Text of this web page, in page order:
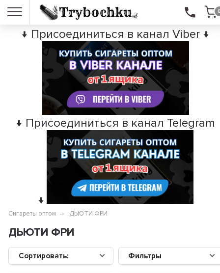
↓ Присоединиться в канал Viber ↓
↓ Присоединиться в канал Telegram
↓
Сигареты оптом ДЬЮТИ ФРИ
ДЬЮТИ ФРИ
Сортировать: Фильтры